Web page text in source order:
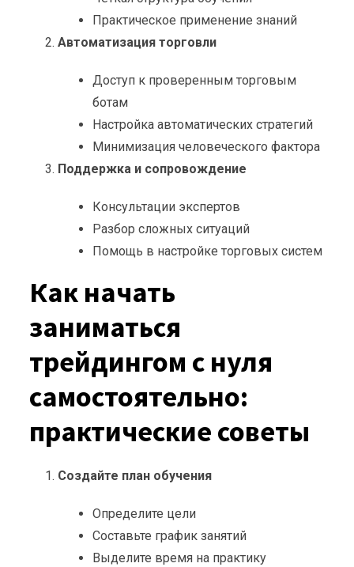
Практическое применение знаний
Автоматизация торговли
Доступ к проверенным торговым
ботам
Настройка автоматических стратегий
Минимизация человеческого фактора
Поддержка и сопровождение
Консультации экспертов
Разбор сложных ситуаций
Помощь в настройке торговых систем
Как начать
заниматься
трейдингом с нуля
самостоятельно:
практические советы
Создайте план обучения
Определите цели
Составьте график занятий
Выделите время на практику